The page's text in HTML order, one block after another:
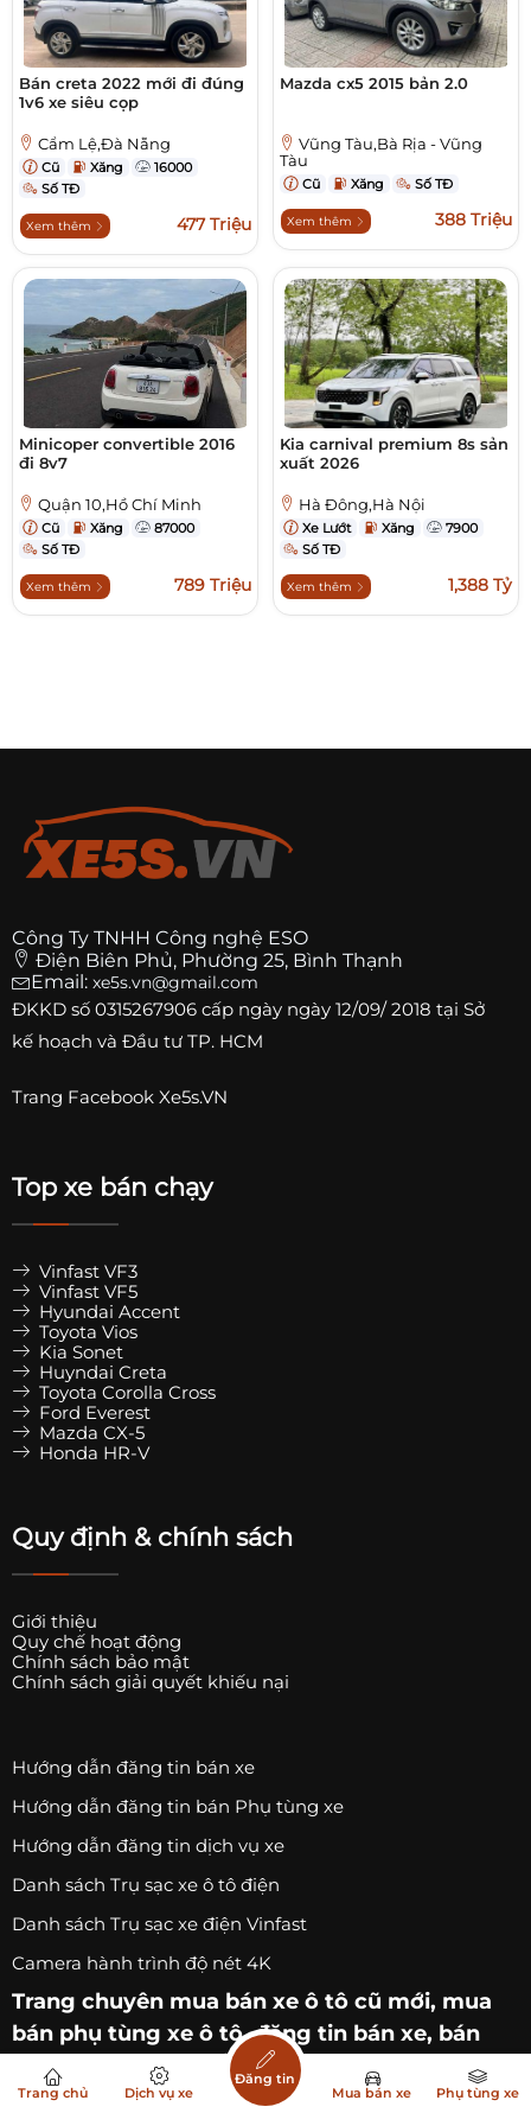
Bán creta 2022 mới đi đúng
1v6 xe siêu cọp
Cẩm Lệ,Đà Nẵng
Cũ Xăng
16000
Số TĐ
Xem thêm 477 Triệu
Mazda cx5 2015 bản 2.0
Vũng Tàu,Bà Rịa - Vũng
Tàu
Cũ Xăng Số TĐ
Xem thêm 388 Triệu
Minicoper convertible 2016
đi 8v7
Quận 10,Hồ Chí Minh
Cũ Xăng
87000
Số TĐ
Xem thêm 789 Triệu
Kia carnival premium 8s sản
xuất 2026
Hà Đông,Hà Nội
Xe Lướt Xăng
7900
Số TĐ
Xem thêm 1,388 Tỷ
Công Ty TNHH Công nghệ ESO
Điện Biên Phủ, Phường 25, Bình Thạnh
Email: xe5s.vn@gmail.com
ĐKKD số 0315267906 cấp ngày ngày 12/09/ 2018 tại Sở
kế hoạch và Đầu tư TP. HCM
Trang Facebook Xe5s.VN
Top xe bán chạy
Vinfast VF3
Vinfast VF5
Hyundai Accent
Toyota Vios
Kia Sonet
Huyndai Creta
Toyota Corolla Cross
Ford Everest
Mazda CX-5
Honda HR-V
Quy định & chính sách
Giới thiệu
Quy chế hoạt động
Chính sách bảo mật
Chính sách giải quyết khiếu nại
Hướng dẫn đăng tin bán xe
Hướng dẫn đăng tin bán Phụ tùng xe
Hướng dẫn đăng tin dịch vụ xe
Danh sách Trụ sạc xe ô tô điện
Danh sách Trụ sạc xe điện Vinfast
Camera hành trình độ nét 4K
Trang chuyên mua bán xe ô tô cũ mới, mua
bán phụ tùng xe ô tô, đăng tin bán xe, bán
phụ tùng xe hơi miễn phí.
Trang dịch vụ xe , độ xe, nâng cấp xe, sửa xe oto.
Trang chủ Dịch vụ xe
Đăng tin
Mua bán xe
Phụ tùng xe